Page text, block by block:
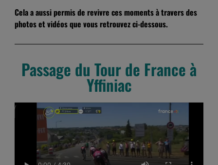
Cela a aussi permis de revivre ces moments à travers des
photos et vidéos que vous retrouvez ci-dessous.
Passage du Tour de France à
Yffiniac